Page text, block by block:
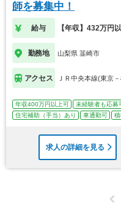
師を募集中！
給与 【年収】432万円
勤務地 山梨県 韮崎市
アクセス ＪＲ中央本線(東京
年収400万円以上可 未経験者も応募
住宅補助（手当）あり
車通勤可
求人の詳細を見る